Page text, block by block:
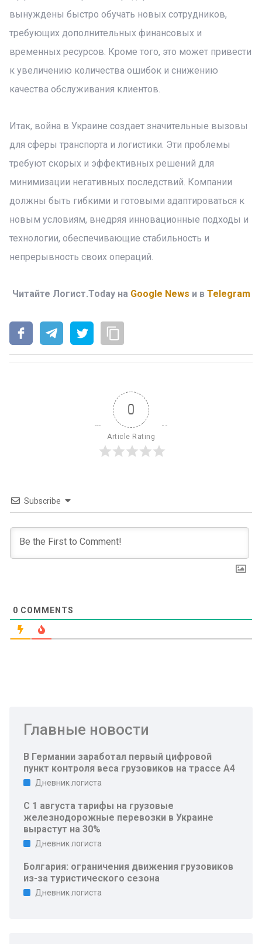
вынуждены быстро обучать новых сотрудников,
требующих дополнительных финансовых и
временных ресурсов. Кроме того, это может привести
к увеличению количества ошибок и снижению
качества обслуживания клиентов.
Итак, война в Украине создает значительные вызовы
для сферы транспорта и логистики. Эти проблемы
требуют скорых и эффективных решений для
минимизации негативных последствий. Компании
должны быть гибкими и готовыми адаптироваться к
новым условиям, внедряя инновационные подходы и
технологии, обеспечивающие стабильность и
непрерывность своих операций.
Читайте Логист.Today на Google News и в Telegram
0
Article Rating
Subscribe
0 COMMENTS
Главные новости
В Германии заработал первый цифровой
пункт контроля веса грузовиков на трассе A4
Дневник логиста
С 1 августа тарифы на грузовые
железнодорожные перевозки в Украине
вырастут на 30%
Дневник логиста
Болгария: ограничения движения грузовиков
из-за туристического сезона
Дневник логиста